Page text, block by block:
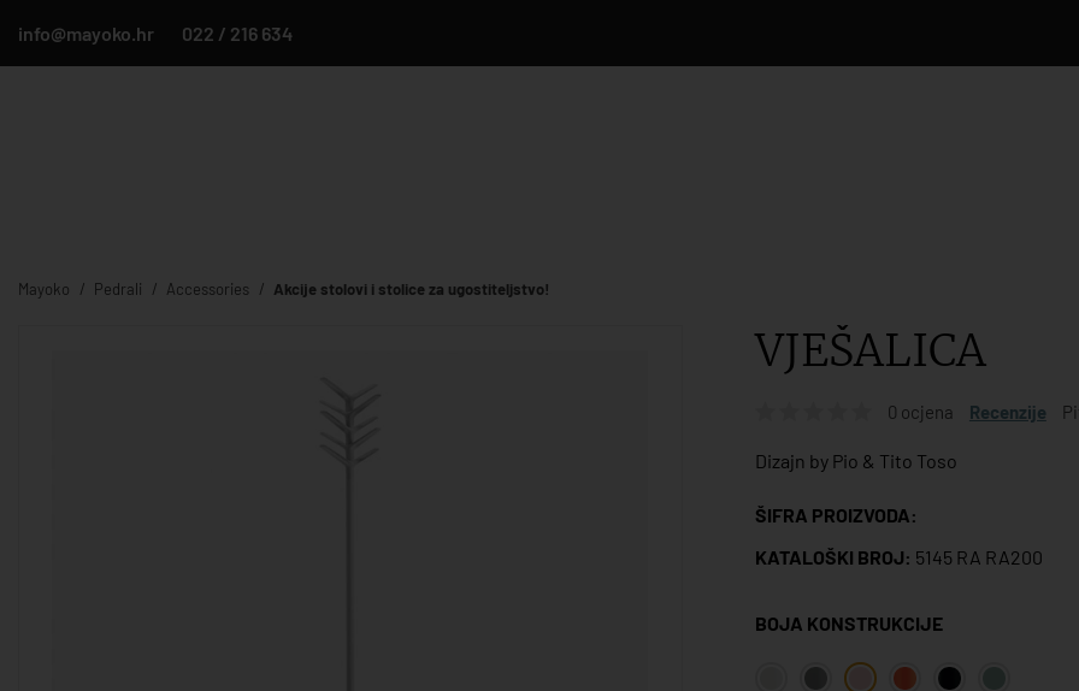
info@mayoko.hr 022 / 216 634
Mayoko Pedrali Accessories Akcije stolovi i stolice za ugostiteljstvo!
VJEŠALICA
0 ocjena Recenzije
Dizajn by Pio & Tito Toso
ŠIFRA PROIZVODA:
KATALOŠKI BROJ: 5145 RA RA200
BOJA KONSTRUKCIJE